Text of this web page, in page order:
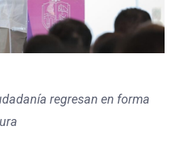
regresan en forma